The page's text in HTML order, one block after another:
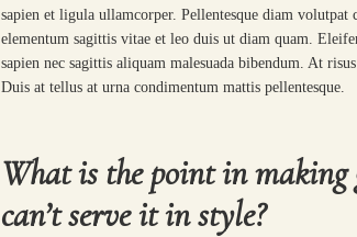
sapien et ligula ullamcorper. Pellentesque diam volutpat
elementum sagittis vitae et leo duis ut diam quam.
sapien nec sagittis aliquam malesuada bibendum. At
Duis at tellus at urna condimentum mattis pellentesque.
What is the point in
can’t serve it in style?